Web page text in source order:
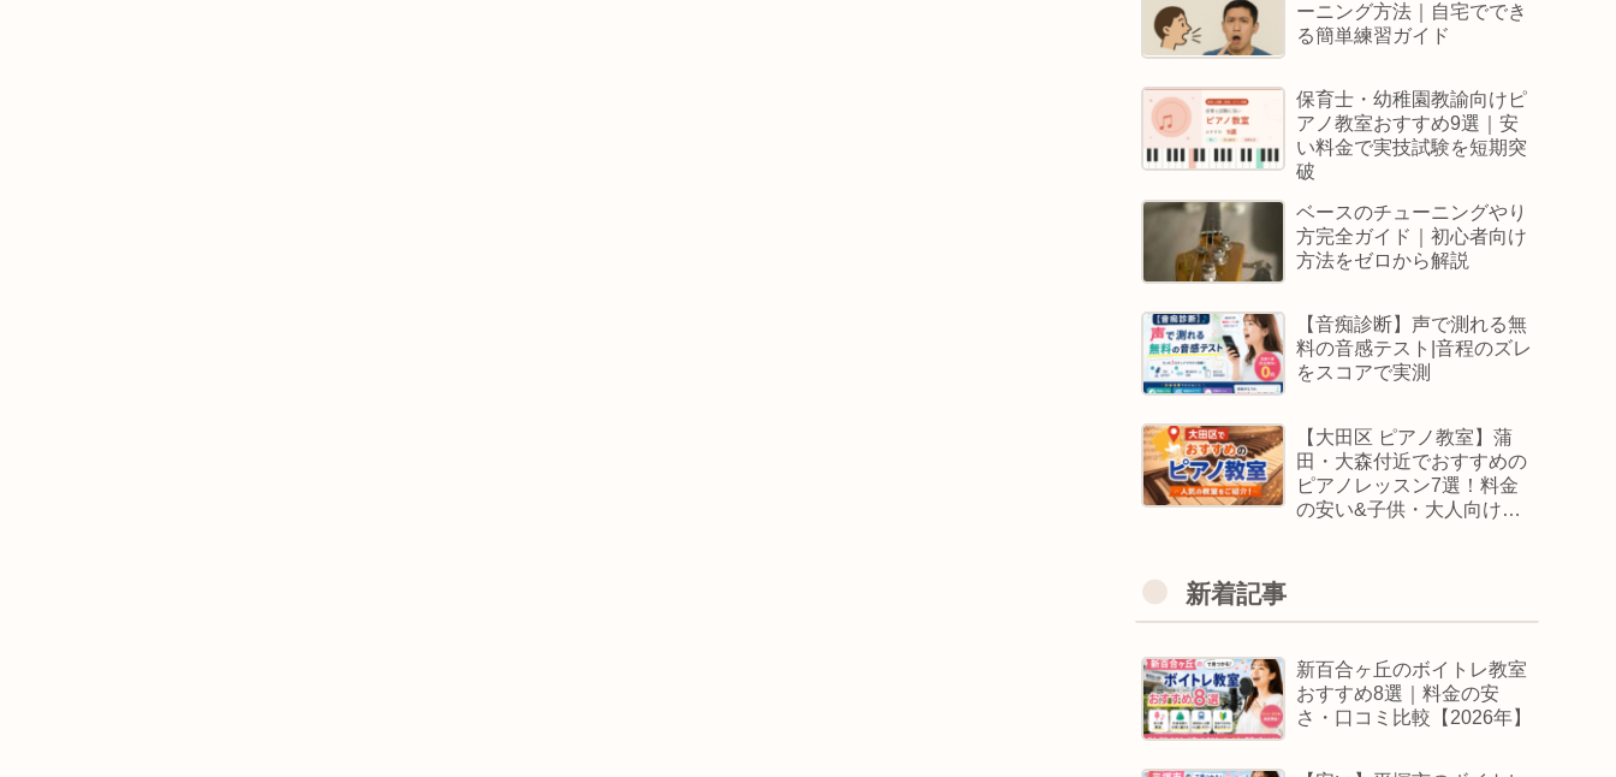
ーニング方法｜自宅ででき
る簡単練習ガイド
保育士・幼稚園教諭向けピ
アノ教室おすすめ9選｜安
い料金で実技試験を短期突
破
ベースのチューニングやり
方完全ガイド｜初心者向け
方法をゼロから解説
【音痴診断】声で測れる無
料の音感テスト|音程のズレ
をスコアで実測
【大田区 ピアノ教室】蒲
田・大森付近でおすすめの
ピアノレッスン7選！料金
の安い&子供・大人向けス
新着記事
新百合ヶ丘のボイトレ教室
おすすめ8選｜料金の安
さ・口コミ比較【2026年】